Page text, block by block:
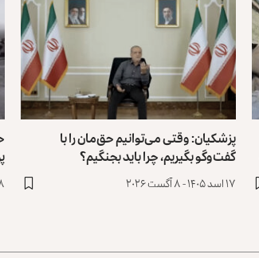
پزشکیان: وقتی می‌توانیم حق‌مان را با
گفت‌وگو بگیریم، چرا باید بجنگیم؟
۱۷ اسد ۱۴۰۵ - ۸ آگست ۲۰۲۶ ۸ اسد